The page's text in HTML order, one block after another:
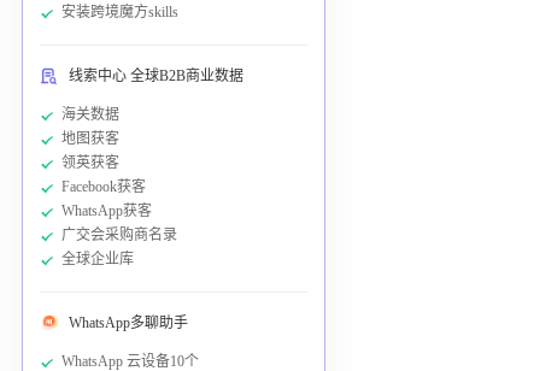
安装跨境魔方skills
线索中心 全球B2B商业数据
海关数据
地图获客
领英获客
Facebook获客
WhatsApp获客
广交会采购商名录
全球企业库
WhatsApp多聊助手
WhatsApp 云设备10个